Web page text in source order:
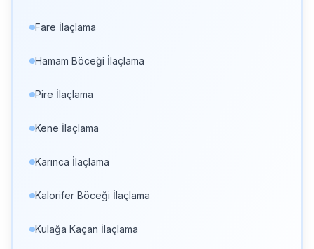
Fare İlaçlama
Hamam Böceği İlaçlama
Pire İlaçlama
Kene İlaçlama
Karınca İlaçlama
Kalorifer Böceği İlaçlama
Kulağa Kaçan İlaçlama